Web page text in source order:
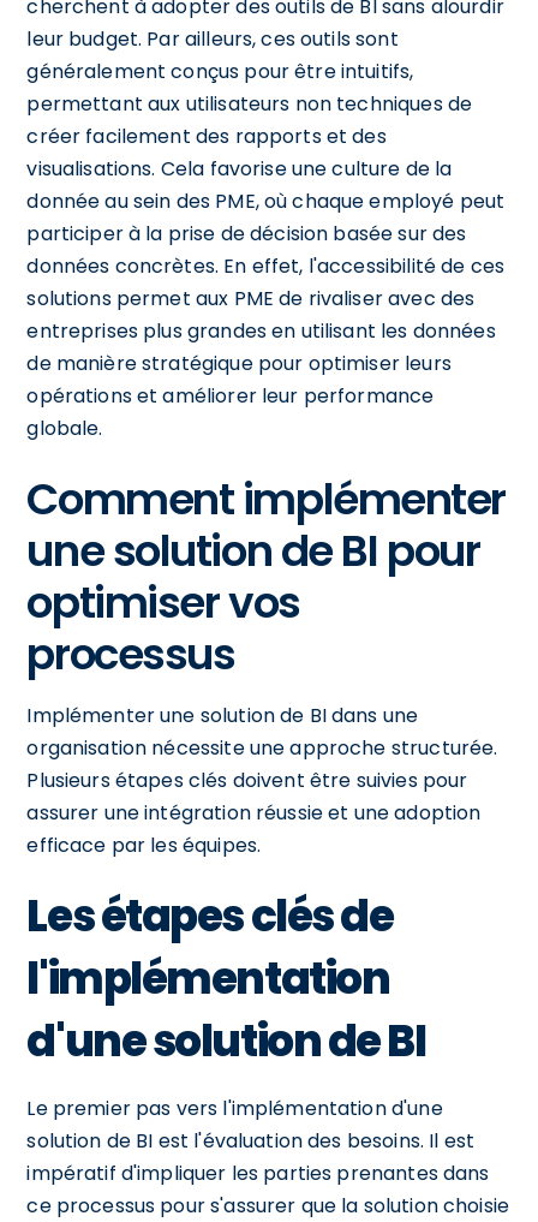
cherchent à adopter des outils de BI sans alourdir
leur budget. Par ailleurs, ces outils sont
généralement conçus pour être intuitifs,
permettant aux utilisateurs non techniques de
créer facilement des rapports et des
visualisations. Cela favorise une culture de la
donnée au sein des PME, où chaque employé peut
participer à la prise de décision basée sur des
données concrètes. En effet, l'accessibilité de ces
solutions permet aux PME de rivaliser avec des
entreprises plus grandes en utilisant les données
de manière stratégique pour optimiser leurs
opérations et améliorer leur performance
globale.
Comment implémenter
une solution de BI pour
optimiser vos
processus
Implémenter une solution de BI dans une
organisation nécessite une approche structurée.
Plusieurs étapes clés doivent être suivies pour
assurer une intégration réussie et une adoption
efficace par les équipes.
Les étapes clés de
l'implémentation
d'une solution de BI
Le premier pas vers l'implémentation d'une
solution de BI est l'évaluation des besoins. Il est
impératif d'impliquer les parties prenantes dans
ce processus pour s'assurer que la solution choisie